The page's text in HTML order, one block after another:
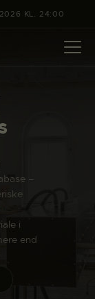
2026 KL. 24:00
–
i
end